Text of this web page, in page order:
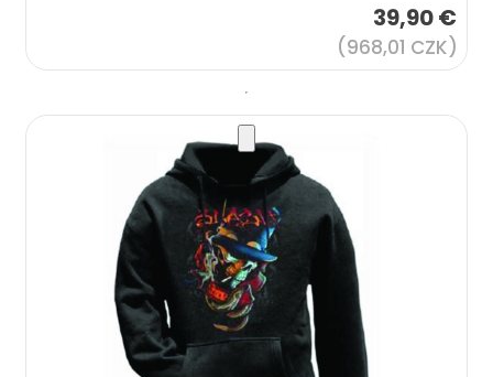
39,90 €
(968,01 CZK)